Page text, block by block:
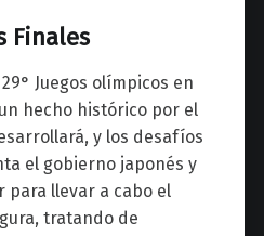
Finales
Juegos olímpicos en
hecho histórico por el
y los desafíos
el gobierno japonés y
para llevar a cabo el
tratando de